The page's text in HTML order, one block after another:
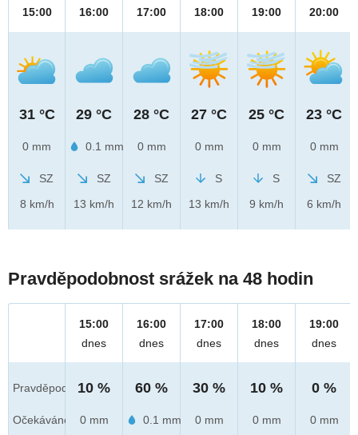
15:00
31 °C
0 mm
SZ
8 km/h
16:00
29 °C
0.1 mm
SZ
13 km/h
17:00
28 °C
0 mm
SZ
12 km/h
18:00
27 °C
0 mm
S
13 km/h
19:00
25 °C
0 mm
S
9 km/h
20:00
23 °C
0 mm
SZ
6 km/h
Pravděpodobnost srážek na 48 hodin
Pravděpod.
Očekáváno
15:00
dnes
10 %
0 mm
16:00
dnes
60 %
0.1 mm
17:00
dnes
30 %
0 mm
18:00
dnes
10 %
0 mm
19:00
dnes
0 %
0 mm